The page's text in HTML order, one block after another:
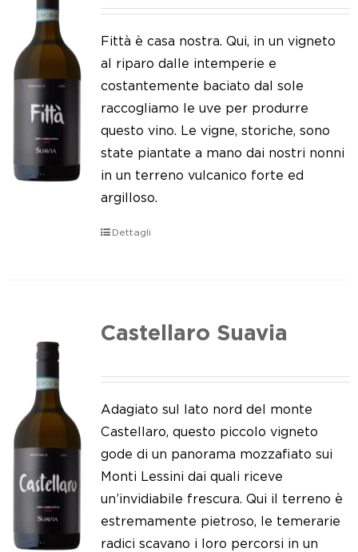
Fittà è casa nostra. Qui, in un vigneto
al riparo dalle intemperie e
costantemente baciato dal sole
raccogliamo le uve per produrre
questo vino. Le vigne, storiche, sono
state piantate a mano dai nostri nonni
in un terreno vulcanico forte ed
argilloso.
Dettagli
Castellaro Suavia
Adagiato sul lato nord del monte
Castellaro, questo piccolo vigneto
gode di un panorama mozzafiato sui
Monti Lessini dai quali riceve
un’invidiabile frescura. Qui il terreno è
estremamente pietroso, le temerarie
radici scavano i loro percorsi in un